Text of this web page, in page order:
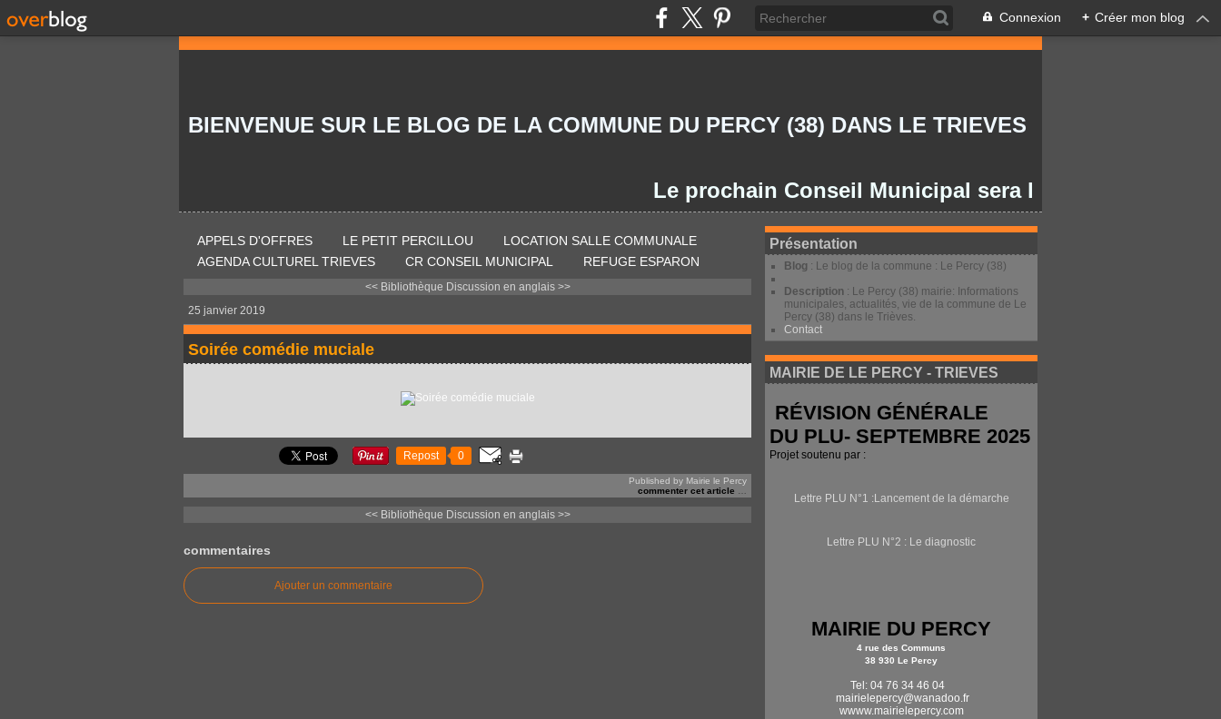
Connexion + Créer mon blog
BIENVENUE SUR LE BLOG DE LA COMMUNE DU PERCY (38) DANS LE TRIEVES
Le prochain Conseil Municipal sera le lundi 27/07/2026 à
APPELS D'OFFRES LE PETIT PERCILLOU
LOCATION SALLE COMMUNALE
AGENDA CULTUREL TRIEVES
CR CONSEIL MUNICIPAL REFUGE ESPARON
<< Bibliothèque Discussion en anglais >>
25 janvier 2019
Soirée comédie muciale
Repost 0
Published by Mairie le Percy
commenter cet article
<< Bibliothèque Discussion en anglais >>
commentaires
Ajouter un commentaire
Présentation
Blog : Le blog de la commune : Le Percy (38)
Description : Le Percy (38) mairie: Informations
municipales, actualités, vie de la commune de Le
Percy (38) dans le Trièves.
Contact
MAIRIE DE LE PERCY - TRIEVES
RÉVISION GÉNÉRALE
DU PLU- SEPTEMBRE 2025
Projet soutenu par :
Lettre PLU N°1 :Lancement de la démarche
Lettre PLU N°2 : Le diagnostic
MAIRIE DU PERCY
4 rue des Communs
38 930 Le Percy
Tel: 04 76 34 46 04
mairielepercy@wanadoo.fr
wwww.mairielepercy.com